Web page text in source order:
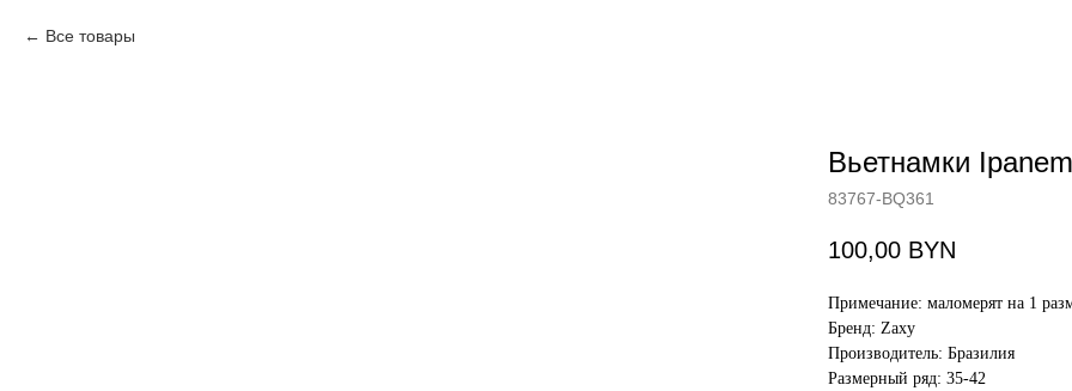
Все товары
Вьетнамки
83767-BQ361
100,00 BYN
Примечание: маломерят на 1
Бренд: Zaxy
Производитель: Бразилия
Размерный ряд: 35-42